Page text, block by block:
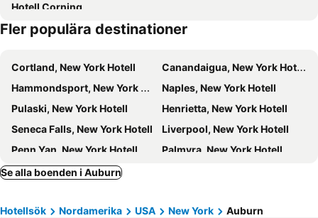
Hotell Corning
Fler populära destinationer
Cortland, New York Hotell
Canandaigua, New York Hotell
Hammondsport, New York Hotell
Naples, New York Hotell
Pulaski, New York Hotell
Henrietta, New York Hotell
Seneca Falls, New York Hotell
Liverpool, New York Hotell
Penn Yan, New York Hotell
Palmyra, New York Hotell
Oswego, New York Hotell
Spencer, New York Hotell
Verona, New York Hotell
Se alla boenden i Auburn
Hotellsök Nordamerika USA New York Auburn